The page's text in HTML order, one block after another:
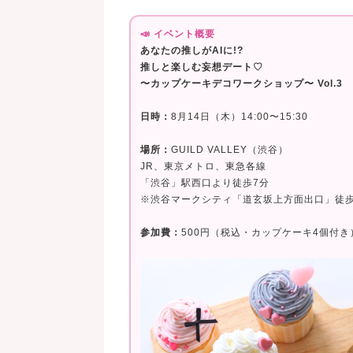
📣 イベント概要
あなたの推しがAIに!?
推しと楽しむ妄想デート♡
〜カップケーキデコワークショップ〜 Vol.3
日時： 8月14日（木）14:00〜15:30
場所： GUILD VALLEY（渋谷）
JR、東京メトロ、東急各線
「渋谷」駅西口より徒歩7分
※渋谷マークシティ「道玄坂上方面出口」徒
参加費： 500円（税込・カップケーキ4個付き